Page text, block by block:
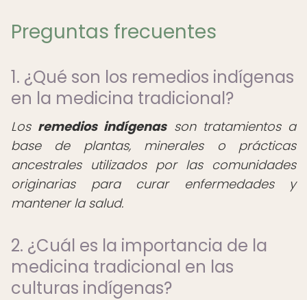
Preguntas frecuentes
1. ¿Qué son los remedios indígenas
en la medicina tradicional?
Los remedios indígenasson tratamientos a
base de plantas, minerales o prácticas
ancestrales utilizados por las comunidades
originarias para curar enfermedades y
mantener la salud.
2. ¿Cuál es la importancia de la
medicina tradicional en las
culturas indígenas?